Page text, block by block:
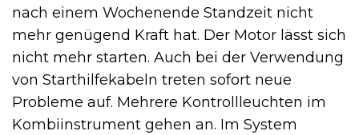
nach einem Wochenende Standzeit nicht
mehr genügend Kraft hat. Der Motor lässt sich
nicht mehr starten. Auch bei der Verwendung
von Starthilfekabeln treten sofort neue
Probleme auf. Mehrere Kontrollleuchten im
Kombiinstrument gehen an. Im System